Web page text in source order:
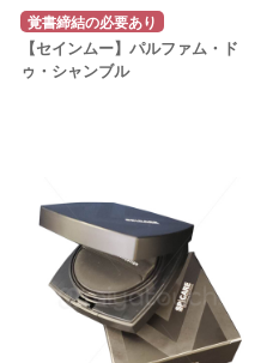
覚書締結の必要あり
【セインムー】パルファム・ド
ゥ・シャンブル